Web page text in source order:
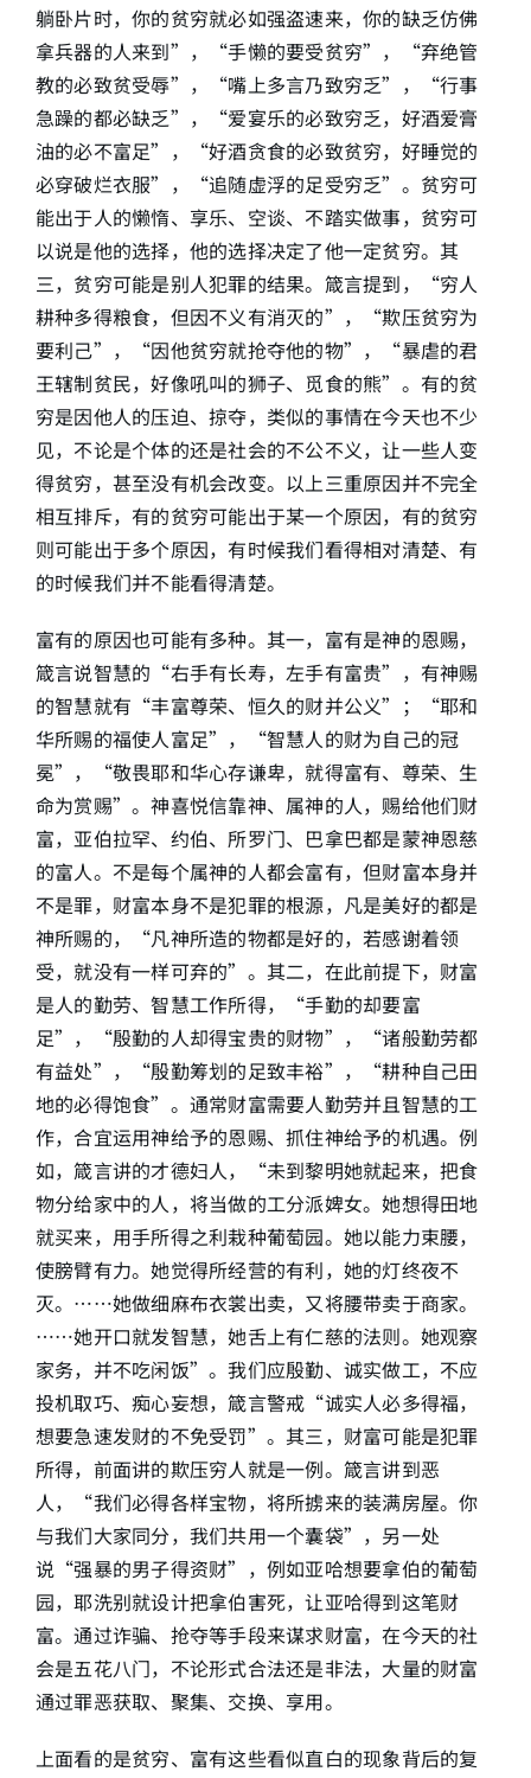
躺卧片时，你的贫穷就必如强盗速来，你的缺乏仿佛
拿兵器的人来到”，“手懒的要受贫穷”，“弃绝管
教的必致贫受辱”，“嘴上多言乃致穷乏”，“行事
急躁的都必缺乏”，“爱宴乐的必致穷乏，好酒爱膏
油的必不富足”，“好酒贪食的必致贫穷，好睡觉的
必穿破烂衣服”，“追随虚浮的足受穷乏”。贫穷可
能出于人的懒惰、享乐、空谈、不踏实做事，贫穷可
以说是他的选择，他的选择决定了他一定贫穷。其
三，贫穷可能是别人犯罪的结果。箴言提到，“穷人
耕种多得粮食，但因不义有消灭的”，“欺压贫穷为
要利己”，“因他贫穷就抢夺他的物”，“暴虐的君
王辖制贫民，好像吼叫的狮子、觅食的熊”。有的贫
穷是因他人的压迫、掠夺，类似的事情在今天也不少
见，不论是个体的还是社会的不公不义，让一些人变
得贫穷，甚至没有机会改变。以上三重原因并不完全
相互排斥，有的贫穷可能出于某一个原因，有的贫穷
则可能出于多个原因，有时候我们看得相对清楚、有
的时候我们并不能看得清楚。
富有的原因也可能有多种。其一，富有是神的恩赐，
箴言说智慧的“右手有长寿，左手有富贵”，有神赐
的智慧就有“丰富尊荣、恒久的财并公义”；“耶和
华所赐的福使人富足”，“智慧人的财为自己的冠
冕”，“敬畏耶和华心存谦卑，就得富有、尊荣、生
命为赏赐”。神喜悦信靠神、属神的人，赐给他们财
富，亚伯拉罕、约伯、所罗门、巴拿巴都是蒙神恩慈
的富人。不是每个属神的人都会富有，但财富本身并
不是罪，财富本身不是犯罪的根源，凡是美好的都是
神所赐的，“凡神所造的物都是好的，若感谢着领
受，就没有一样可弃的”。其二，在此前提下，财富
是人的勤劳、智慧工作所得，“手勤的却要富
足”，“殷勤的人却得宝贵的财物”，“诸般勤劳都
有益处”，“殷勤筹划的足致丰裕”，“耕种自己田
地的必得饱食”。通常财富需要人勤劳并且智慧的工
作，合宜运用神给予的恩赐、抓住神给予的机遇。例
如，箴言讲的才德妇人，“未到黎明她就起来，把食
物分给家中的人，将当做的工分派婢女。她想得田地
就买来，用手所得之利栽种葡萄园。她以能力束腰，
使膀臂有力。她觉得所经营的有利，她的灯终夜不
灭。……她做细麻布衣裳出卖，又将腰带卖于商家。
……她开口就发智慧，她舌上有仁慈的法则。她观察
家务，并不吃闲饭”。我们应殷勤、诚实做工，不应
投机取巧、痴心妄想，箴言警戒“诚实人必多得福，
想要急速发财的不免受罚”。其三，财富可能是犯罪
所得，前面讲的欺压穷人就是一例。箴言讲到恶
人，“我们必得各样宝物，将所掳来的装满房屋。你
与我们大家同分，我们共用一个囊袋”，另一处
说“强暴的男子得资财”，例如亚哈想要拿伯的葡萄
园，耶洗别就设计把拿伯害死，让亚哈得到这笔财
富。通过诈骗、抢夺等手段来谋求财富，在今天的社
会是五花八门，不论形式合法还是非法，大量的财富
通过罪恶获取、聚集、交换、享用。
上面看的是贫穷、富有这些看似直白的现象背后的复